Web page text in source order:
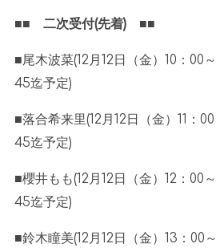
■■ 二次受付(先着) ■■
■尾木波菜(12月 12日（金） 10 ： 00 ～
45迄予定)
■落合希来里(12月 12日（金） 11 ： 00
45迄予定)
■櫻井もも(12月 12日（金） 12： 00 ～
45迄予定)
■鈴木瞳美(12月 12日（金） 13 ： 00 ～